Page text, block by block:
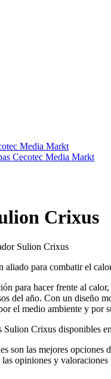
Cecotec Media Markt
Crixus
Sulion Crixus
aliado para combatir el
para hacer frente al
del año. Con un diseño
el medio ambiente y por
Sulion Crixus disponibles
son las mejores
opiniones y